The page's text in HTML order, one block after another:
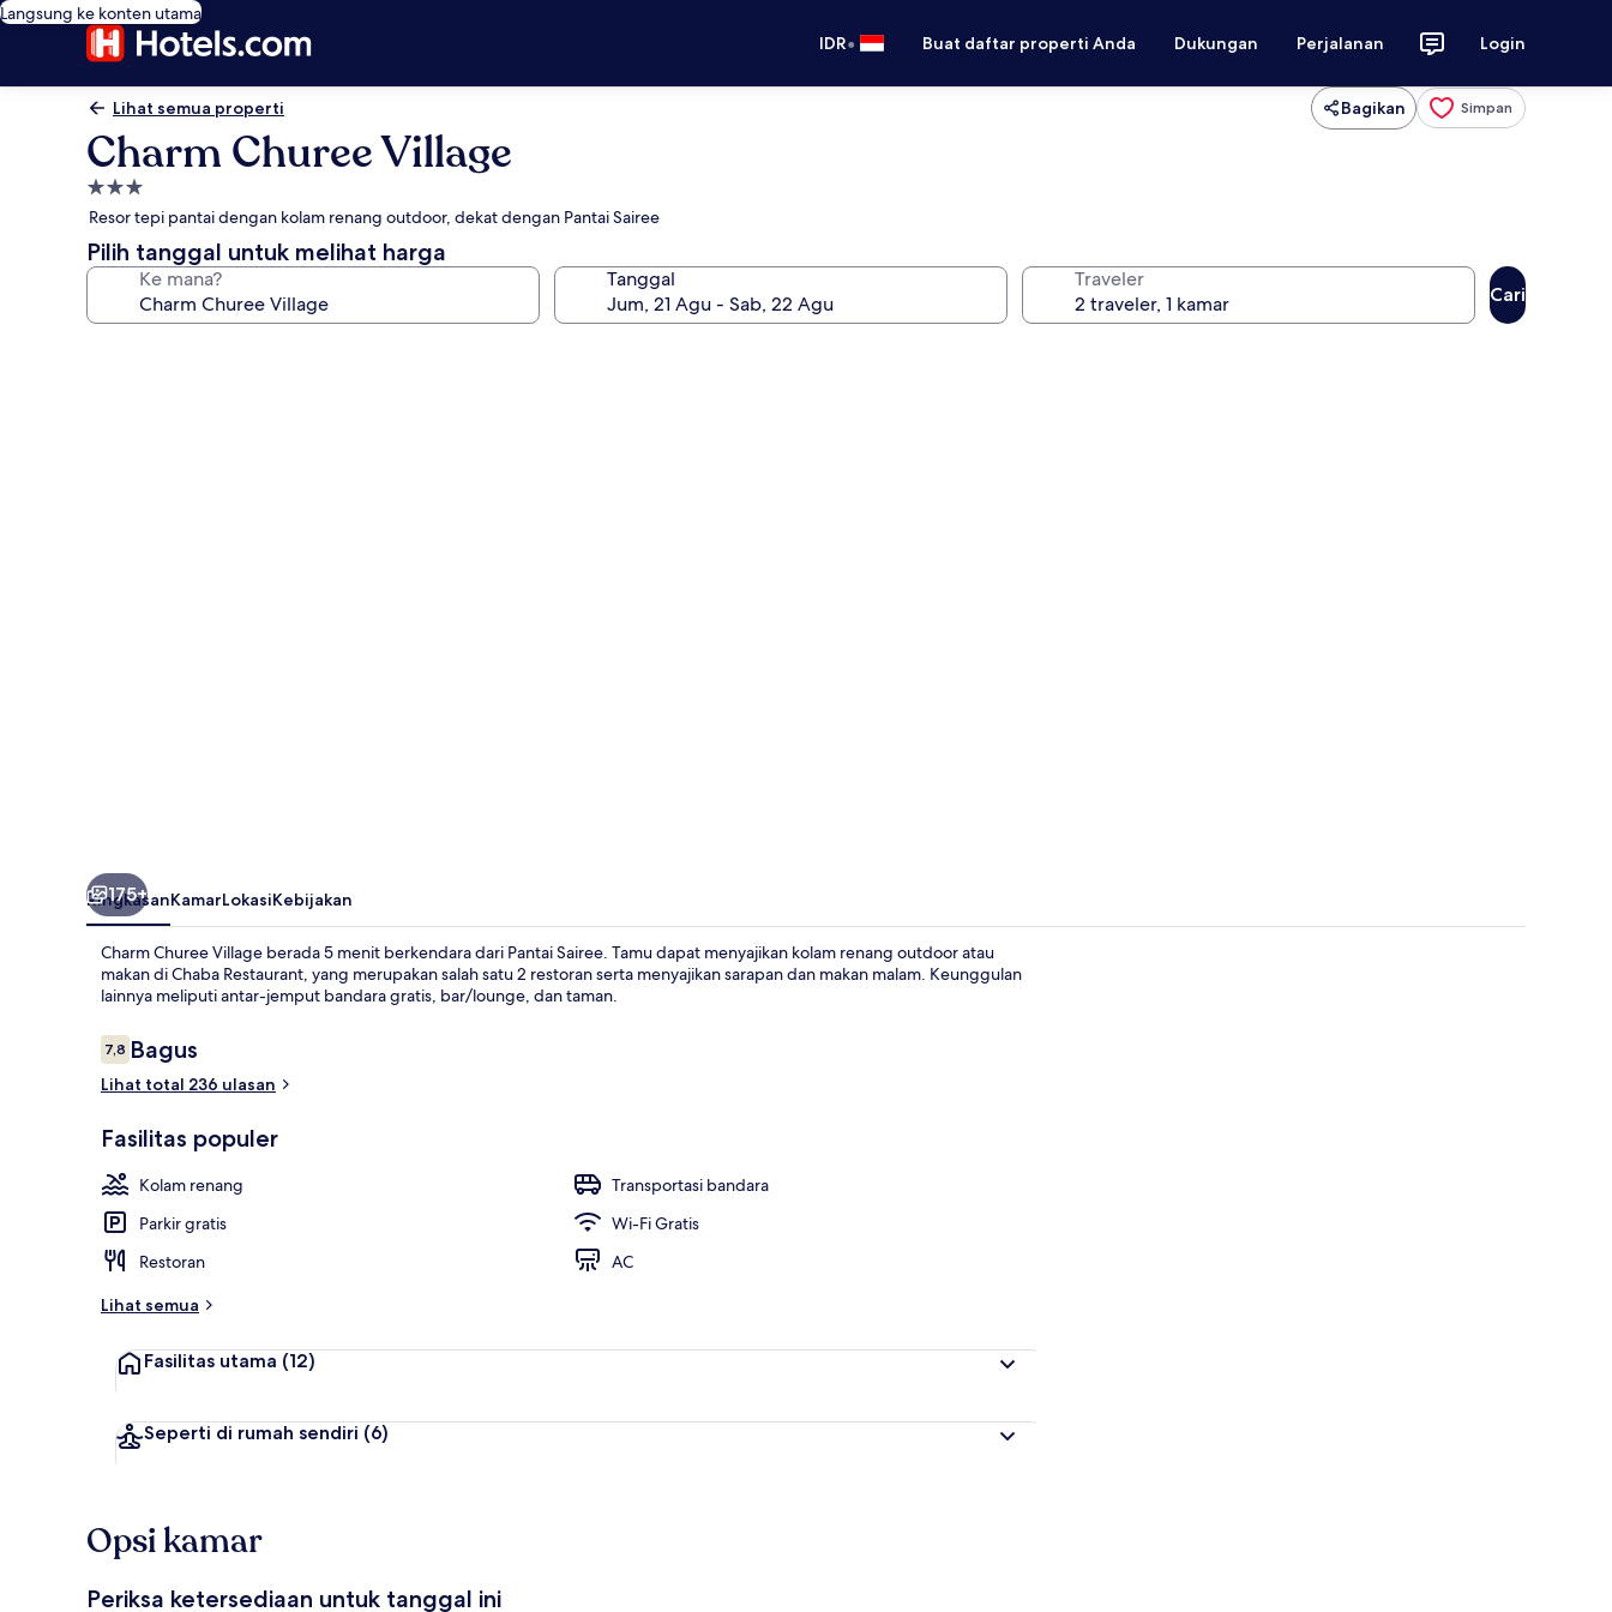
Langsung ke konten utama
IDR• Buat daftar properti Anda Dukungan Perjalanan Login
Lihat semua properti Bagikan Simpan
Charm Churee Village
Properti
bintang
3.0
Resor tepi pantai dengan kolam renang outdoor, dekat dengan Pantai Sairee
Pilih tanggal untuk melihat harga
Ke mana? Tanggal Traveler
Cari
175+
RingkasanKamarLokasiKebijakan
Charm Churee Village berada 5 menit berkendara dari Pantai Sairee. Tamu dapat menyajikan kolam renang outdoor atau
makan di Chaba Restaurant, yang merupakan salah satu 2 restoran serta menyajikan sarapan dan makan malam. Keunggulan
lainnya meliputi antar-jemput bandara gratis, bar/lounge, dan taman.
Ulasan
7,87,8 dari 10
Bagus
Lihat total 236 ulasan
Fasilitas populer
Kolam renang
Transportasi bandara
Parkir gratis
Wi-Fi Gratis
Restoran
AC
Lihat semua
Fasilitas utama (12)
Seperti di rumah sendiri (6)
Opsi kamar
Periksa ketersediaan untuk tanggal ini